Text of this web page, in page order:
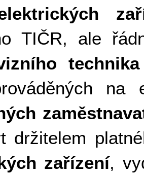
TIČR, ale
na
držitelem
zařízení,